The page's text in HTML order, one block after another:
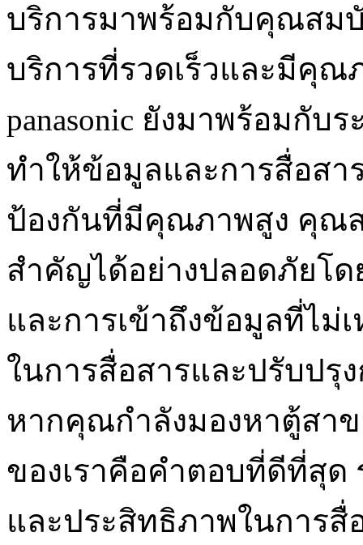
บริการมาพร้อมกับคุณสม
บริการที่รวดเร็วและมีคุ
panasonic ยังมาพร้อมกับ
ทำให้ข้อมูลและการสื่อส
ป้องกันที่มีคุณภาพสูง คุณ
สำคัญได้อย่างปลอดภัยโด
และการเข้าถึงข้อมูลที่ไม่
ในการสื่อสารและปรับปรุ
หากคุณกำลังมองหาตู้สา
ของเราคือคำตอบที่ดีที่สุด
และประสิทธิภาพในการ